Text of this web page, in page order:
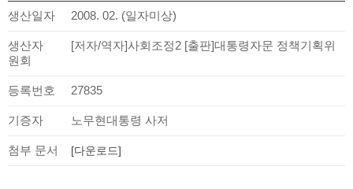
생산일자 2008. 02. (일자미상)
생산자
[저자/역자]사회조정2 [출판]대통령자문 정책기획위
원회
등록번호 27835
기증자 노무현대통령 사저
첨부 문서 [다운로드]